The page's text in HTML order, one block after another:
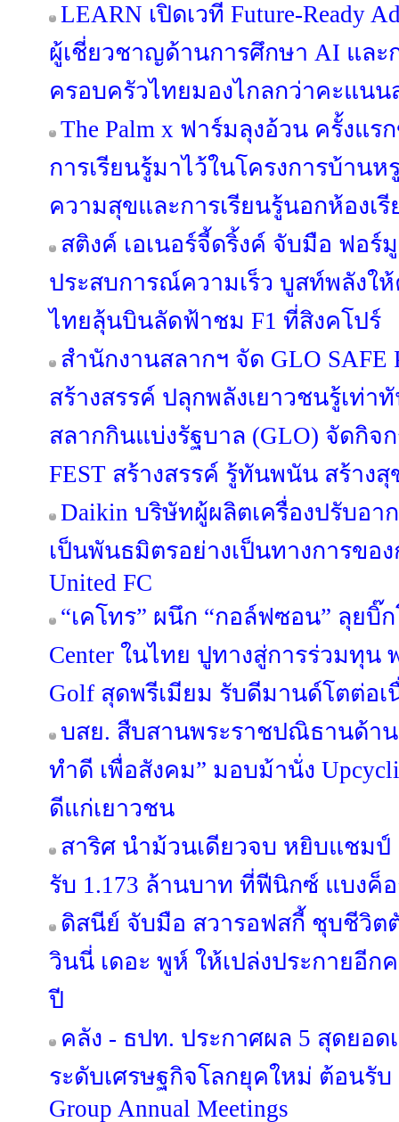
LEARN เปิดเวที Future-Ready
ผู้เชี่ยวชาญด้านการศึกษา AI แล
ครอบครัวไทยมองไกลกว่าคะแนน
The Palm x ฟาร์มลุงอ้วน ครั้งแ
การเรียนรู้มาไว้ในโครงการบ้านห
ความสุขและการเรียนรู้นอกห้องเรี
สติงค์ เอเนอร์จี้ดริ้งค์ จับมือ ฟอร์
ประสบการณ์ความเร็ว บูสท์พลัง
ไทยลุ้นบินลัดฟ้าชม F1 ที่สิงคโปร์
สำนักงานสลากฯ จัด GLO SAFE
สร้างสรรค์ ปลุกพลังเยาวชนรู้เท่
สลากกินแบ่งรัฐบาล (GLO) จัดกิจก
FEST สร้างสรรค์ รู้ทันพนัน สร้าง
Daikin บริษัทผู้ผลิตเครื่องปรับอา
เป็นพันธมิตรอย่างเป็นทางการขอ
United FC
“เคโทร” ผนึก “กอล์ฟซอน” ลุยบิ๊
Center ในไทย ปูทางสู่การร่วมทุน
Golf สุดพรีเมียม รับดีมานด์โตต่อเ
บสย. สืบสานพระราชปณิธานด้า
ทำดี เพื่อสังคม” มอบม้านั่ง
ดีแก่เยาวชน
สาริศ นำม้วนเดียวจบ หยิบแชมป์
รับ 1.173 ล้านบาท ที่ฟีนิกซ์ แบงค็
ดิสนีย์ จับมือ สวารอฟสกี้ ชุบชีวิต
วินนี่ เดอะ พูห์ ให้เปล่งประกายอีก
ปี
คลัง - ธปท. ประกาศผล 5 สุดยอด
ระดับเศรษฐกิจโลกยุคใหม่ ต้อนรับ
Group Annual Meetings